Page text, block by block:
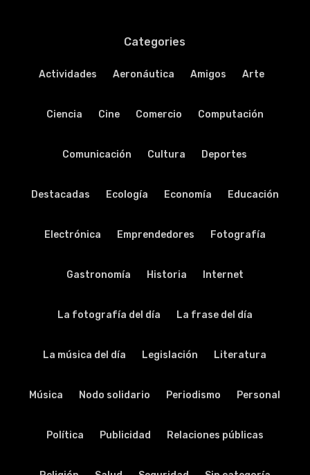
Categories
Actividades Aeronáutica Amigos Arte
Ciencia Cine Comercio Computación
Comunicación Cultura Deportes
Destacadas Ecología Economía Educación
Electrónica Emprendedores Fotografía
Gastronomía Historia Internet
La fotografía del día La frase del día
La música del día Legislación Literatura
Música Nodo solidario Periodismo Personal
Política Publicidad Relaciones públicas